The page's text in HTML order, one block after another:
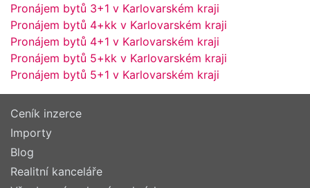
Pronájem bytů 3+1 v Karlovarském kraji
Pronájem bytů 4+kk v Karlovarském kraji
Pronájem bytů 4+1 v Karlovarském kraji
Pronájem bytů 5+kk v Karlovarském kraji
Pronájem bytů 5+1 v Karlovarském kraji
Ceník inzerce
Importy
Blog
Realitní kanceláře